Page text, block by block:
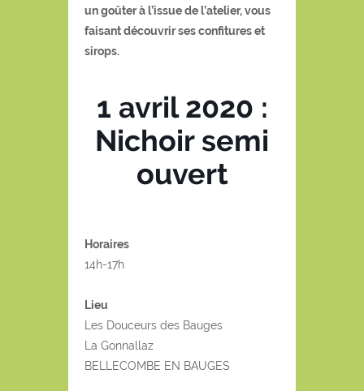
un goûter à l’issue de l’atelier, vous
faisant découvrir ses confitures et
sirops.
1 avril 2020 :
Nichoir semi
ouvert
Horaires
14h-17h
Lieu
Les Douceurs des Bauges
La Gonnallaz
BELLECOMBE EN BAUGES